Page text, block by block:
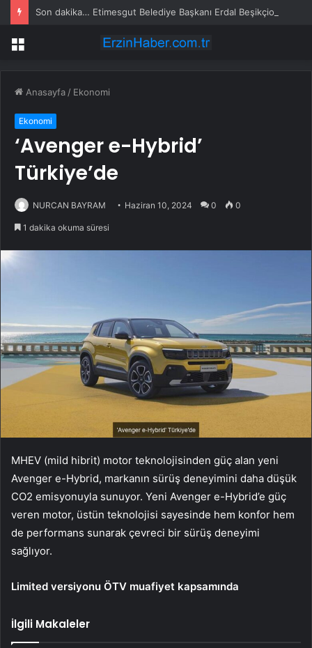
Menü
Anasayfa / Ekonomi
Ekonomi
‘Avenger e-Hybrid’
Türkiye’de
NURCAN BAYRAM Haziran 10, 2024 0 0
1 dakika okuma süresi
MHEV (mild hibrit) motor teknolojisinden güç alan yeni
Avenger e-Hybrid, markanın sürüş deneyimini daha düşük
CO2 emisyonuyla sunuyor. Yeni Avenger e-Hybrid’e güç
veren motor, üstün teknolojisi sayesinde hem konfor hem
de performans sunarak çevreci bir sürüş deneyimi
sağlıyor.
Limited versiyonu ÖTV muafiyet kapsamında
İlgili Makaleler